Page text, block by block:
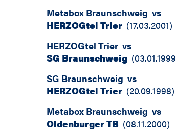
Metabox Braunschweig vs
HERZOGtel Trier (17.03.2001)
HERZOGtel Trier vs
SG Braunschweig (03.01.1999
SG Braunschweig vs
HERZOGtel Trier (20.09.1998)
Metabox Braunschweig vs
Oldenburger TB (08.11.2000)